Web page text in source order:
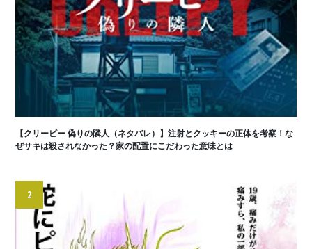
【クリーピー 偽りの隣人（ネタバレ）】注射とクッキーの正体を考察！な
ぜサキは殺されなかった？家の配置にこだわった意味とは
2